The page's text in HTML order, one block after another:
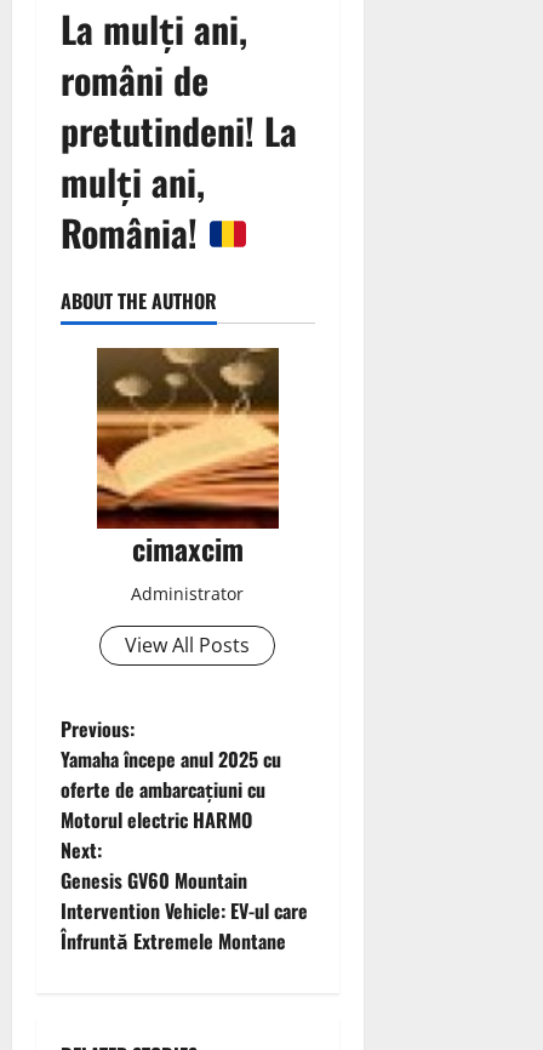
La mulți ani,
români de
pretutindeni! La
mulți ani,
România!
ABOUT THE AUTHOR
cimaxcim
Administrator
View All Posts
P
o
s
t
n
Previous:
Yamaha începe anul 2025 cu
oferte de ambarcațiuni cu
Motorul electric HARMO
Next:
Genesis GV60 Mountain
Intervention Vehicle: EV-ul care
Înfruntă Extremele Montane